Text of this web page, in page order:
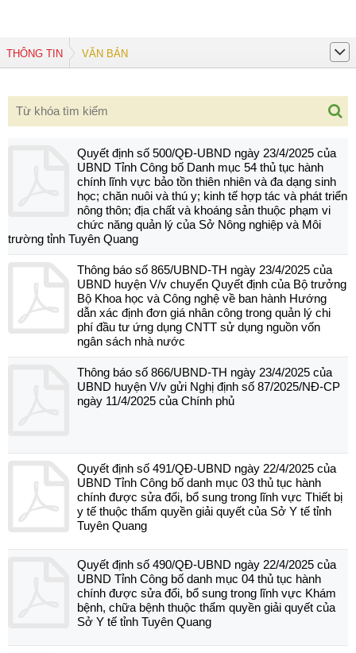
THÔNG TIN VĂN BẢN
Quyết định số 500/QĐ-UBND ngày 23/4/2025 của
UBND Tỉnh Công bố Danh mục 54 thủ tục hành
chính lĩnh vực bảo tồn thiên nhiên và đa dạng sinh
học; chăn nuôi và thú y; kinh tế hợp tác và phát triển
nông thôn; địa chất và khoáng sản thuộc phạm vi
chức năng quản lý của Sở Nông nghiệp và Môi
trường tỉnh Tuyên Quang
Thông báo số 865/UBND-TH ngày 23/4/2025 của
UBND huyện V/v chuyển Quyết định của Bộ trưởng
Bộ Khoa học và Công nghệ về ban hành Hướng
dẫn xác định đơn giá nhân công trong quản lý chi
phí đầu tư ứng dụng CNTT sử dụng nguồn vốn
ngân sách nhà nước
Thông báo số 866/UBND-TH ngày 23/4/2025 của
UBND huyện V/v gửi Nghị định số 87/2025/NĐ-CP
ngày 11/4/2025 của Chính phủ
Quyết định số 491/QĐ-UBND ngày 22/4/2025 của
UBND Tỉnh Công bố danh mục 03 thủ tục hành
chính được sửa đổi, bổ sung trong lĩnh vực Thiết bị
y tế thuộc thẩm quyền giải quyết của Sở Y tế tỉnh
Tuyên Quang
Quyết định số 490/QĐ-UBND ngày 22/4/2025 của
UBND Tỉnh Công bố danh mục 04 thủ tục hành
chính được sửa đổi, bổ sung trong lĩnh vực Khám
bệnh, chữa bệnh thuộc thẩm quyền giải quyết của
Sở Y tế tỉnh Tuyên Quang